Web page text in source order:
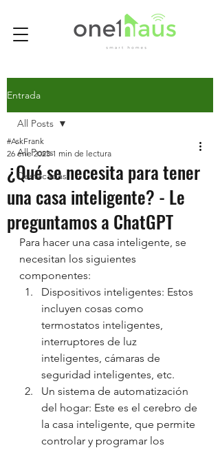
Entrada
All Posts
Destacadas
All Posts
¿Qué se necesita para tener
una casa inteligente? - Le
preguntamos a ChatGPT
#AskFrank
26 ene 2023 1 min de lectura
Para hacer una casa inteligente, se
necesitan los siguientes
componentes:
Dispositivos inteligentes: Estos
incluyen cosas como
termostatos inteligentes,
interruptores de luz
inteligentes, cámaras de
seguridad inteligentes, etc.
Un sistema de automatización
del hogar: Este es el cerebro de
la casa inteligente, que permite
controlar y programar los